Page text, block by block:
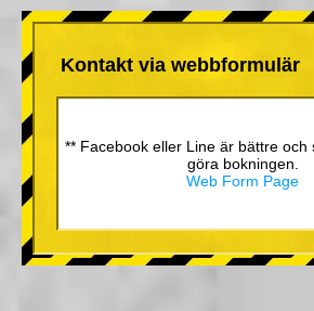
Kontakt via webbformulär
** Facebook eller Line är bättre och
göra bokningen.
Web Form Page